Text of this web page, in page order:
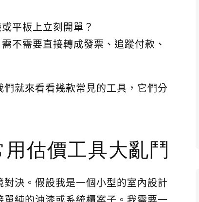
平板上立刻開單？
不需要直接轉成發票、追蹤付款、
就來看看幾款常見的工具，它們分
估價工具大亂鬥
決。假設我是一個小型的室內設計